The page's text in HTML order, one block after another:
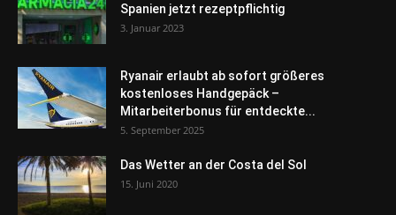
Spanien jetzt rezeptpflichtig
3. Januar 2023
Ryanair erlaubt ab sofort größeres
kostenloses Handgepäck –
Mitarbeiterbonus für entdeckte...
5. September 2025
Das Wetter an der Costa del Sol
15. Juni 2020